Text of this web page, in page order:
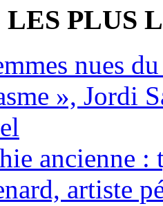
PLUS
nues
», Jordi
ancienne :
artiste